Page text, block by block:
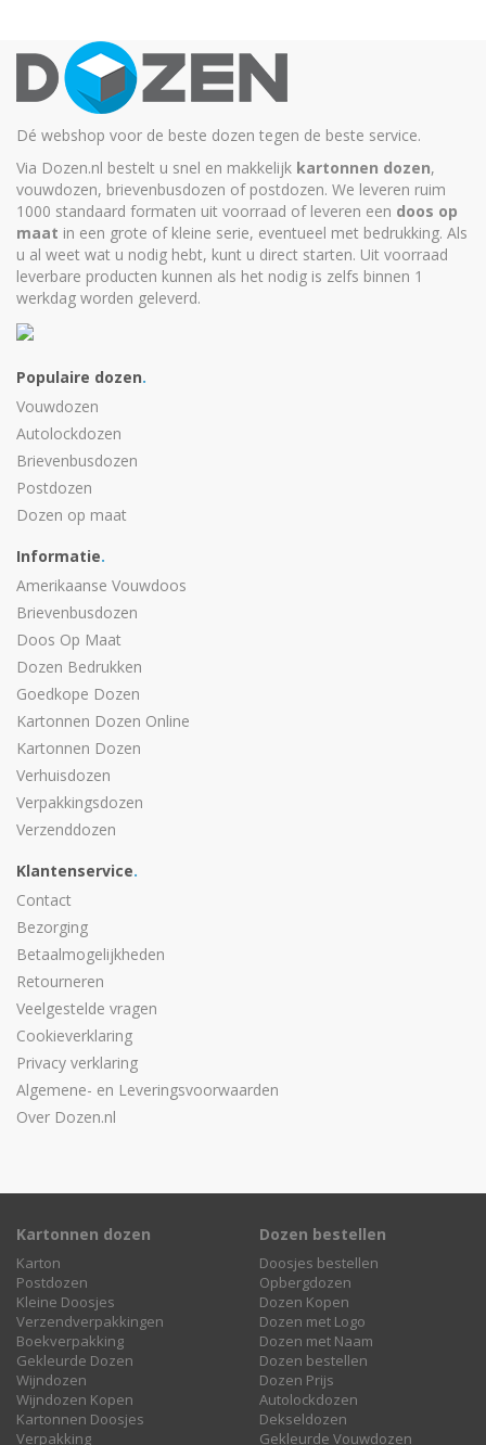
Dé webshop voor de beste dozen tegen de beste service.
Via Dozen.nl bestelt u snel en makkelijk kartonnen dozen,
vouwdozen, brievenbusdozen of postdozen. We leveren ruim
1000 standaard formaten uit voorraad of leveren een doos op
maat in een grote of kleine serie, eventueel met bedrukking. Als
u al weet wat u nodig hebt, kunt u direct starten. Uit voorraad
leverbare producten kunnen als het nodig is zelfs binnen 1
werkdag worden geleverd.
Populaire dozen.
Vouwdozen
Autolockdozen
Brievenbusdozen
Postdozen
Dozen op maat
Informatie.
Amerikaanse Vouwdoos
Brievenbusdozen
Doos Op Maat
Dozen Bedrukken
Goedkope Dozen
Kartonnen Dozen Online
Kartonnen Dozen
Verhuisdozen
Verpakkingsdozen
Verzenddozen
Klantenservice.
Contact
Bezorging
Betaalmogelijkheden
Retourneren
Veelgestelde vragen
Cookieverklaring
Privacy verklaring
Algemene- en Leveringsvoorwaarden
Over Dozen.nl
Kartonnen dozen
Karton
Postdozen
Kleine Doosjes
Verzendverpakkingen
Boekverpakking
Gekleurde Dozen
Wijndozen
Wijndozen Kopen
Kartonnen Doosjes
Verpakking
Dozen bestellen
Doosjes bestellen
Opbergdozen
Dozen Kopen
Dozen met Logo
Dozen met Naam
Dozen bestellen
Dozen Prijs
Autolockdozen
Dekseldozen
Gekleurde Vouwdozen